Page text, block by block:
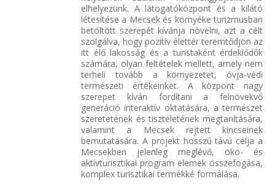
elhelyezünk. A látogatóközpont és a kilátó
létesítése a Mecsek és környéke turizmusban
betöltött szerepét kívánja növelni, azt a célt
szolgálva, hogy pozitív élettér teremtődjön az
itt élő lakosság és a turistaként érdeklődők
számára, olyan feltételek mellett, amely nem
terheli tovább a környezetet, óvja-védi
természeti értékeinket. A központ nagy
szerepet kíván fordítani a felnövekvő
generáció interaktív oktatására, a természet
szeretetének és tiszteletének megtanítására,
valamint a Mecsek rejtett kincseinek
bemutatására. A projekt hosszú távú célja a
Mecsekben jelenleg meglévő, öko- és
aktívturisztikai program elemek összefogása,
komplex turisztikai termékké formálása.